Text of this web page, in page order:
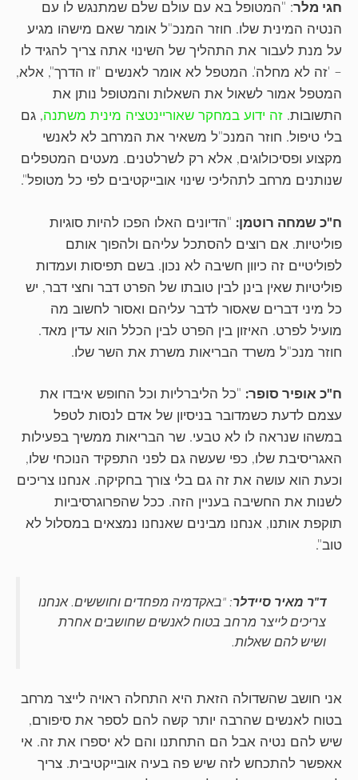
חגי מלר: "המטופל בא עם עולם שלם שמתנגש לו עם
הנטיה המינית שלו. חוזר המנכ"ל אומר שאם מישהו מגיע
על מנת לעבור את התהליך של השינוי אתה צריך להגיד לו
– 'זה לא מחלה'. המטפל לא אומר לאנשים "זו הדרך", אלא,
המטפל אמור לשאול את השאלות והמטופל נותן את
התשובות. זה ידוע במחקר שאוריינטציה מינית משתנה, גם
בלי טיפול. חוזר המנכ"ל משאיר את המרחב לא לאנשי
מקצוע ופסיכולוגים, אלא רק לשרלטנים. מעטים המטפלים
שנותנים מרחב לתהליכי שינוי אובייקטיבים לפי כל מטופל".
ח"כ שמחה רוטמן: "הדיונים האלו הפכו להיות סוגיות
פוליטיות. אם רוצים להסתכל עליהם ולהפוך אותם
לפוליטיים זה כיוון חשיבה לא נכון. בשם תפיסות ועמדות
פוליטיות שאין בינן לבין טובתו של הפרט דבר וחצי דבר, יש
כל מיני דברים שאסור לדבר עליהם ואסור לחשוב מה
מועיל לפרט. האיזון בין הפרט לבין הכלל הוא עדין מאד.
חוזר מנכ"ל משרד הבריאות משרת את השר שלו.
ח"כ אופיר סופר: "כל הליברליות וכל החופש איבדו את
עצמם לדעת כשמדובר בניסיון של אדם לנסות לטפל
במשהו שנראה לו לא טבעי. שר הבריאות ממשיך בפעילות
האגריסיבת שלו, כפי שעשה גם לפני התפקיד הנוכחי שלו,
וכעת הוא עושה את זה גם בלי צורך בחקיקה. אנחנו צריכים
לשנות את החשיבה בעניין הזה. ככל שהפרוגרסיביות
תוקפת אותנו, אנחנו מבינים שאנחנו נמצאים במסלול לא
טוב".
ד"ר מאיר סיידלר: "באקדמיה מפחדים וחוששים. אנחנו
צריכים לייצר מרחב בטוח לאנשים שחושבים אחרת
ושיש להם שאלות.
אני חושב שהשדולה הזאת היא התחלה ראויה לייצר מרחב
בטוח לאנשים שהרבה יותר קשה להם לספר את סיפורם,
שיש להם נטיה אבל הם התחתנו והם לא יספרו את זה. אי
אאפשר להתכחש לזה שיש פה בעיה אובייקטיבית. צריך